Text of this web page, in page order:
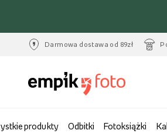
Darmowa dostawa od 89zł
produkty Odbitki Fotoksiążki